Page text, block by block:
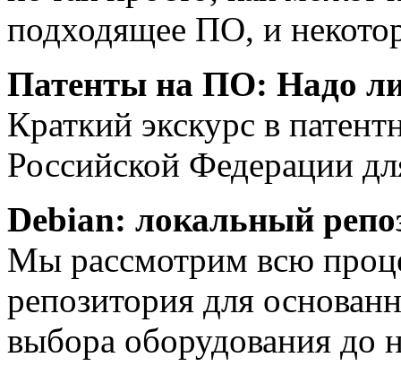
подходящее ПО, и
Патенты на ПО: Надо ли
Краткий экскурс в
Российской Федерации
Debian: локальный
Мы рассмотрим всю
репозитория для
выбора оборудования до